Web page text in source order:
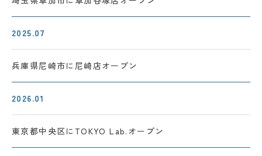
2025.07
兵庫県尼崎市に 尼崎店オープン
2026.01
東京都中央区に TOKYO Lab.オープン